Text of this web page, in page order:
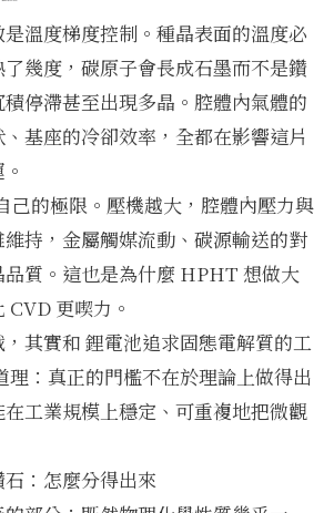
溫度梯度控制。種晶表面的溫度必
幾度，碳原子會長成石墨而不是鑽
停滯甚至出現多晶。腔體內氣體的
基座的冷卻效率，全都在影響這片
己的極限。壓機越大，腔體內壓力與
持，金屬觸媒流動、碳源輸送的對
質。這也是為什麼 HPHT 想做大
更喫力。
其實和 鋰電池追求固態電解質的工
理：真正的門檻不在於理論上做得出
工業規模上穩定、可重複地把微觀
：怎麼分得出來